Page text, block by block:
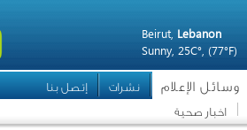
Beirut, Lebanon
Sunny, 25C°, (77°F)
وسائل الإعلام نشرات
إتصل بنا
اخبار صحية